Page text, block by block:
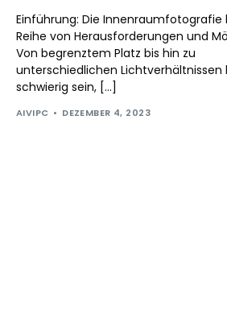
Einführung: Die Innenraumfotografie
Reihe von Herausforderungen und
Von begrenztem Platz bis hin zu
unterschiedlichen Lichtverhältnissen
schwierig sein, […]
AIVIPC DEZEMBER 4, 2023